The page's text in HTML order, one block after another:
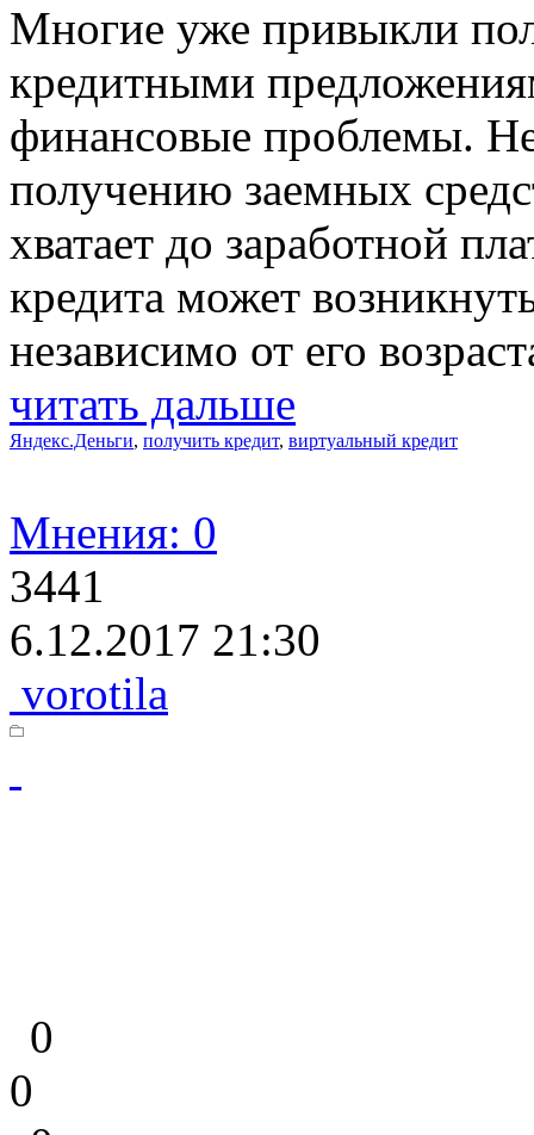
Многие уже привыкли
кредитными
финансовые проблемы.
получению заемных
хватает до заработной
кредита может
независимо от его
читать дальше
Яндекс.Деньги, получить кредит, виртуальный кредит
Мнения: 0
3441
6.12.2017 21:30
vorotila
0
0